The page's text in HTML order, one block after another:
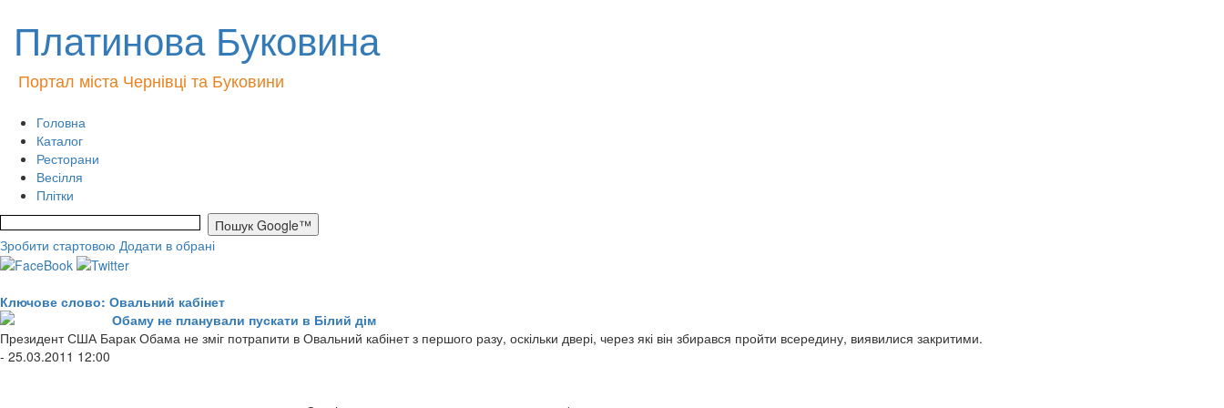
Платинова Буковина
Портал міста Чернівці та Буковини
Головна
Каталог
Ресторани
Весілля
Плітки
Зробити стартовою Додати в обрані
Ключове слово: Овальний кабінет
Обаму не планували пускати в Білий дім
Президент США Барак Обама не зміг потрапити в Овальний кабінет з першого разу, оскільки двері, через які він збирався пройти всередину, виявилися закритими.
- 25.03.2011 12:00